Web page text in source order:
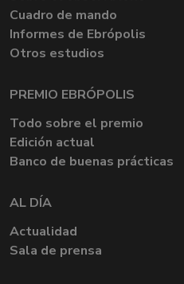
Cuadro de mando
Informes de Ebrópolis
Otros estudios
PREMIO EBRÓPOLIS
Todo sobre el premio
Edición actual
Banco de buenas prácticas
AL DÍA
Actualidad
Sala de prensa